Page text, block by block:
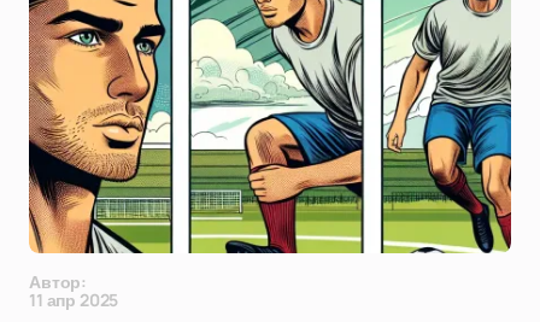
Автор:
11 апр 2025